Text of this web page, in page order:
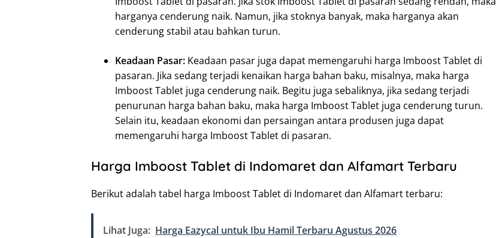
harganya cenderung naik. Namun, jika stoknya banyak, maka harganya akan
cenderung stabil atau bahkan turun.
Keadaan Pasar: Keadaan pasar juga dapat memengaruhi harga Imboost Tablet di
pasaran. Jika sedang terjadi kenaikan harga bahan baku, misalnya, maka harga
Imboost Tablet juga cenderung naik. Begitu juga sebaliknya, jika sedang terjadi
penurunan harga bahan baku, maka harga Imboost Tablet juga cenderung turun.
Selain itu, keadaan ekonomi dan persaingan antara produsen juga dapat
memengaruhi harga Imboost Tablet di pasaran.
Harga Imboost Tablet di Indomaret dan Alfamart Terbaru
Berikut adalah tabel harga Imboost Tablet di Indomaret dan Alfamart terbaru:
Lihat Juga: Harga Eazycal untuk Ibu Hamil Terbaru Agustus 2026